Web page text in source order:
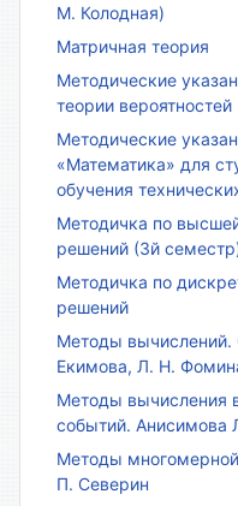
М. Колодная)
Матричная теория
Методические
теории вероятностей
Методические
«Математика» для
обучения
Методичка по
решений (3й
Методичка по
решений
Методы
Екимова, Л. Н.
Методы вычисления
событий. Анисимова
Методы
П. Северин